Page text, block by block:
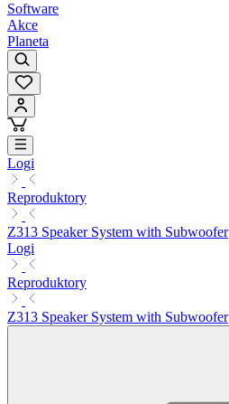
Software
Akce
Planeta
Logi
Reproduktory
Z313 Speaker System with Subwoofer
Logi
Reproduktory
Z313 Speaker System with Subwoofer